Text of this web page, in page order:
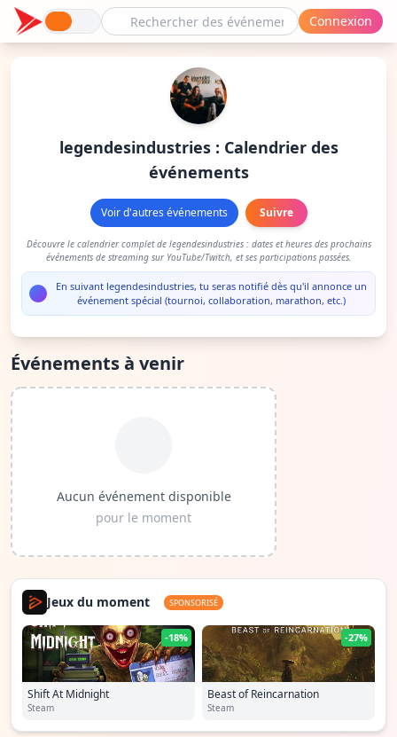
Connexion
legendesindustries : Calendrier des
événements
Voir d'autres événements Suivre
Découvre le calendrier complet de legendesindustries : dates et heures des prochains
événements de streaming sur YouTube/Twitch, et ses participations passées.
En suivant legendesindustries, tu seras notifié dès qu'il annonce un
événement spécial (tournoi, collaboration, marathon, etc.)
Événements à venir
Aucun événement disponible
pour le moment
Jeux du moment SPONSORISÉ
-18%
Shift At Midnight
Steam
-27%
Beast of Reincarnation
Steam